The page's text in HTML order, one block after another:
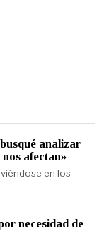
analizar
afectan»
en los
necesidad de